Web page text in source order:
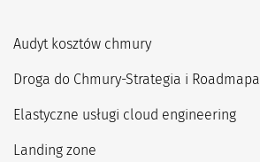
Audyt kosztów chmury
Droga do Chmury-Strategia i Roadmapa
Elastyczne usługi cloud engineering
Landing zone